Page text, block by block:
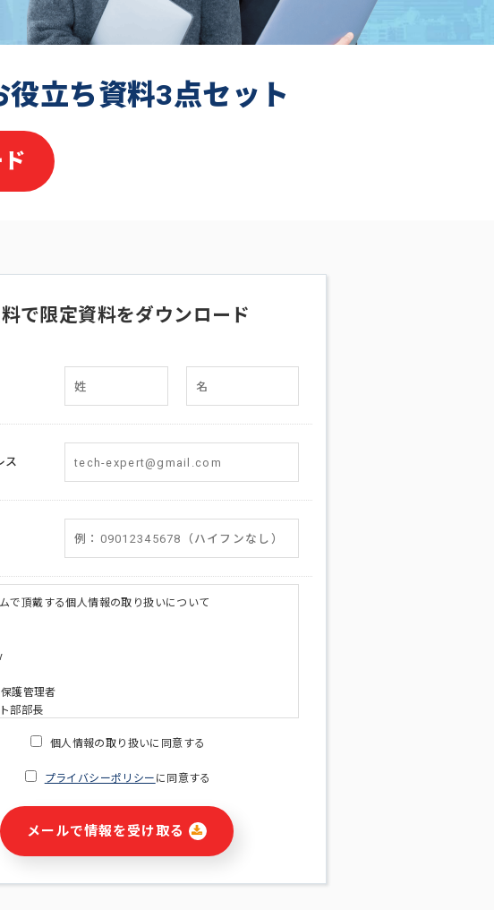
立ち資料3点セット
で限定資料をダウンロード
ス
で頂戴する個人情報の取り扱いについて
護管理者
部部長
れた資料の送付のため
ス及び本サービスに関連する情報(当社及び第三者のサー
品等の広告配信・宣伝を含みますが、それらに限定されま
又はそれらに関する連絡のため
個人情報の取り扱いに同意する
プライバシーポリシー に同意する
メールで情報を受け取る